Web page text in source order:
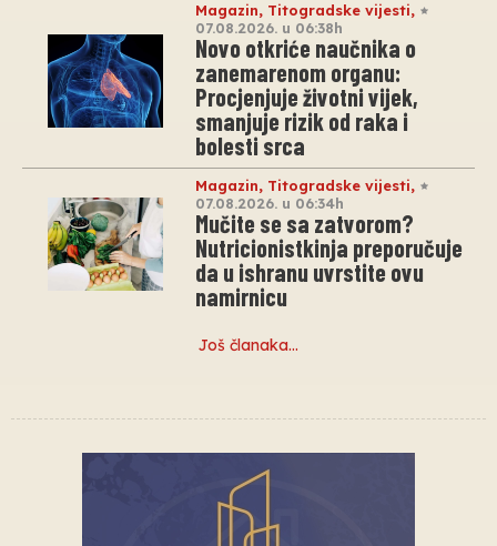
Magazin, Titogradske vijesti,
07.08.2026. u 06:38h
Novo otkriće naučnika o
zanemarenom organu:
Procjenjuje životni vijek,
smanjuje rizik od raka i
bolesti srca
Magazin, Titogradske vijesti,
07.08.2026. u 06:34h
Mučite se sa zatvorom?
Nutricionistkinja preporučuje
da u ishranu uvrstite ovu
namirnicu
Još članaka…